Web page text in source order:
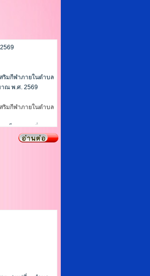
ริมกีฬาภายในตำบล
าณ พ.ศ. 2569
ริมกีฬาภายในตำบล
เต็มบาตร “สั่งสม
าระครบ 100 วัน (ส
19.00 น.✨ นาย